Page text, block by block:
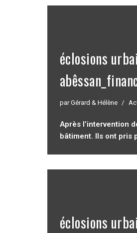
éclosions
parGérard & Hélène
Après l’intervention
bâtiment. Ils ont pris
éclosions